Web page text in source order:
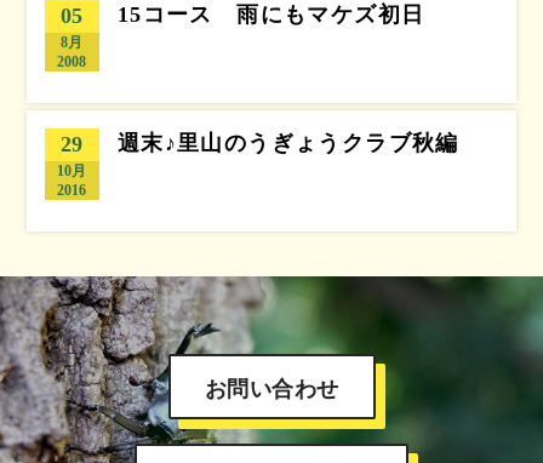
05
8月
2008
15コース 雨にもマケズ初日
29
10月
2016
週末♪里山のうぎょうクラブ秋編
お問い合わせ